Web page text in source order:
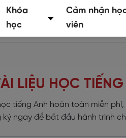
Khóa
học
Cảm nhận
viên
LIỆU HỌC
tiếng Anh hoàn toàn miễn
ngay để bắt đầu hành trình